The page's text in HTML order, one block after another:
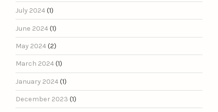
July 2024(1)
June 2024(1)
May 2024(2)
March 2024(1)
January 2024(1)
December 2023 (1)